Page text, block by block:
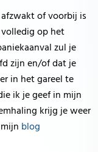
of voorbij is
op het
zul je
zijn en/of dat je
in het gareel te
ik je geef in mijn
krijg je weer
blog